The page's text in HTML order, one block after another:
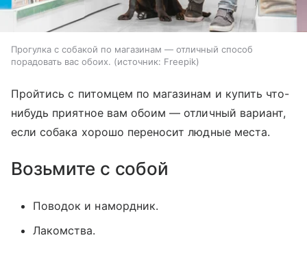
Прогулка с собакой по магазинам — отличный способ
порадовать вас обоих.
источник: Freepik
Пройтись с питомцем по магазинам и купить что-
нибудь приятное вам обоим — отличный вариант,
если собака хорошо переносит людные места.
Возьмите с собой
Поводок и намордник.
Лакомства.